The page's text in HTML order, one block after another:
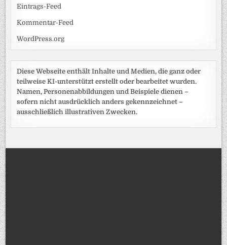
Eintrags-Feed
Kommentar-Feed
WordPress.org
Diese Webseite enthält Inhalte und Medien, die ganz oder
teilweise KI-unterstützt erstellt oder bearbeitet wurden.
Namen, Personenabbildungen und Beispiele dienen –
sofern nicht ausdrücklich anders gekennzeichnet –
ausschließlich illustrativen Zwecken.